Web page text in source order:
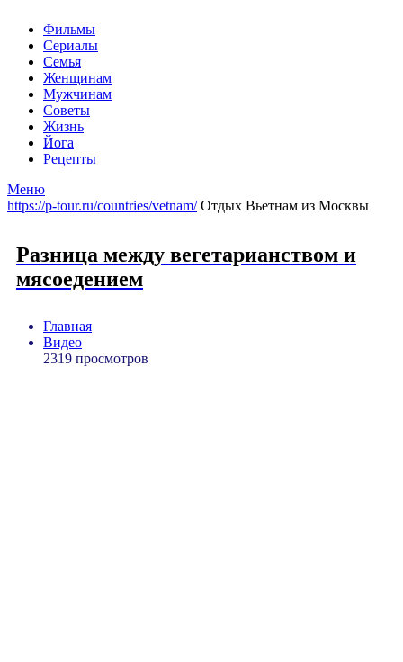
Фильмы
Сериалы
Семья
Женщинам
Мужчинам
Советы
Жизнь
Йога
Рецепты
Меню
https://p-tour.ru/countries/vetnam/Отдых Вьетнам из Москвы
Разница между вегетарианством и
мясоедением
Главная
Видео
2319 просмотров